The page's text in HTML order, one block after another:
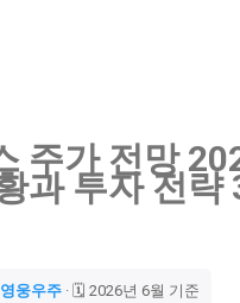
주가 전망
과 투자 전략
영웅우주 · 🗓️ 2026년 6월 기준